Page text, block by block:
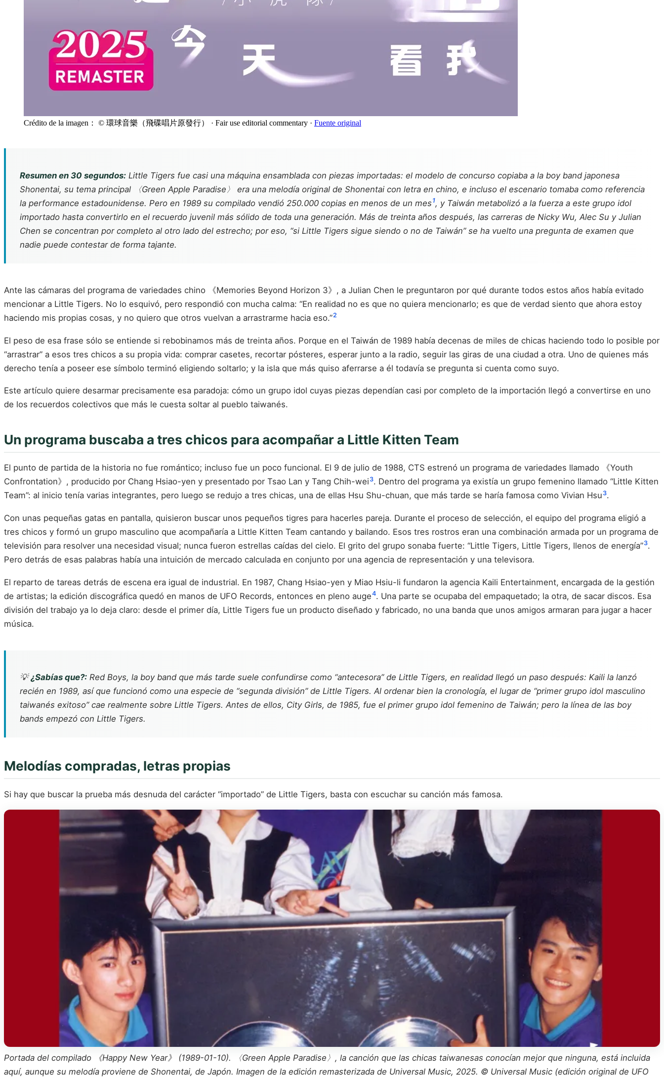
Crédito de la imagen： © 環球音樂（飛碟唱片原發行） · Fair use editorial commentary · Fuente original
Resumen en 30 segundos: Little Tigers fue casi una máquina ensamblada con piezas importadas: el modelo de concurso copiaba a la boy band japonesa
Shonentai, su tema principal 〈Green Apple Paradise〉 era una melodía original de Shonentai con letra en chino, e incluso el escenario tomaba como referencia
la performance estadounidense. Pero en 1989 su compilado vendió 250.000 copias en menos de un mes 1, y Taiwán metabolizó a la fuerza a este grupo idol
importado hasta convertirlo en el recuerdo juvenil más sólido de toda una generación. Más de treinta años después, las carreras de Nicky Wu, Alec Su y Julian
Chen se concentran por completo al otro lado del estrecho; por eso, “si Little Tigers sigue siendo o no de Taiwán” se ha vuelto una pregunta de examen que
nadie puede contestar de forma tajante.
Ante las cámaras del programa de variedades chino 《Memories Beyond Horizon 3》, a Julian Chen le preguntaron por qué durante todos estos años había evitado
mencionar a Little Tigers. No lo esquivó, pero respondió con mucha calma: “En realidad no es que no quiera mencionarlo; es que de verdad siento que ahora estoy
haciendo mis propias cosas, y no quiero que otros vuelvan a arrastrarme hacia eso.”2
El peso de esa frase sólo se entiende si rebobinamos más de treinta años. Porque en el Taiwán de 1989 había decenas de miles de chicas haciendo todo lo posible por
“arrastrar” a esos tres chicos a su propia vida: comprar casetes, recortar pósteres, esperar junto a la radio, seguir las giras de una ciudad a otra. Uno de quienes más
derecho tenía a poseer ese símbolo terminó eligiendo soltarlo; y la isla que más quiso aferrarse a él todavía se pregunta si cuenta como suyo.
Este artículo quiere desarmar precisamente esa paradoja: cómo un grupo idol cuyas piezas dependían casi por completo de la importación llegó a convertirse en uno
de los recuerdos colectivos que más le cuesta soltar al pueblo taiwanés.
Un programa buscaba a tres chicos para acompañar a Little Kitten Team
El punto de partida de la historia no fue romántico; incluso fue un poco funcional. El 9 de julio de 1988, CTS estrenó un programa de variedades llamado 《Youth
Confrontation》, producido por Chang Hsiao-yen y presentado por Tsao Lan y Tang Chih-wei 3. Dentro del programa ya existía un grupo femenino llamado “Little Kitten
Team”: al inicio tenía varias integrantes, pero luego se redujo a tres chicas, una de ellas Hsu Shu-chuan, que más tarde se haría famosa como Vivian Hsu 3.
Con unas pequeñas gatas en pantalla, quisieron buscar unos pequeños tigres para hacerles pareja. Durante el proceso de selección, el equipo del programa eligió a
tres chicos y formó un grupo masculino que acompañaría a Little Kitten Team cantando y bailando. Esos tres rostros eran una combinación armada por un programa de
televisión para resolver una necesidad visual; nunca fueron estrellas caídas del cielo. El grito del grupo sonaba fuerte: “Little Tigers, Little Tigers, llenos de energía”3.
Pero detrás de esas palabras había una intuición de mercado calculada en conjunto por una agencia de representación y una televisora.
El reparto de tareas detrás de escena era igual de industrial. En 1987, Chang Hsiao-yen y Miao Hsiu-li fundaron la agencia Kaili Entertainment, encargada de la gestión
de artistas; la edición discográfica quedó en manos de UFO Records, entonces en pleno auge4. Una parte se ocupaba del empaquetado; la otra, de sacar discos. Esa
división del trabajo ya lo deja claro: desde el primer día, Little Tigers fue un producto diseñado y fabricado, no una banda que unos amigos armaran para jugar a hacer
música.
💡¿Sabías que?: Red Boys, la boy band que más tarde suele confundirse como “antecesora” de Little Tigers, en realidad llegó un paso después: Kaili la lanzó
recién en 1989, así que funcionó como una especie de “segunda división” de Little Tigers. Al ordenar bien la cronología, el lugar de “primer grupo idol masculino
taiwanés exitoso” cae realmente sobre Little Tigers. Antes de ellos, City Girls, de 1985, fue el primer grupo idol femenino de Taiwán; pero la línea de las boy
bands empezó con Little Tigers.
Melodías compradas, letras propias
Si hay que buscar la prueba más desnuda del carácter “importado” de Little Tigers, basta con escuchar su canción más famosa.
Portada del compilado 《Happy New Year》 (1989-01-10). 〈Green Apple Paradise〉, la canción que las chicas taiwanesas conocían mejor que ninguna, está incluida
aquí, aunque su melodía proviene de Shonentai, de Japón. Imagen de la edición remasterizada de Universal Music, 2025. © Universal Music (edición original de UFO